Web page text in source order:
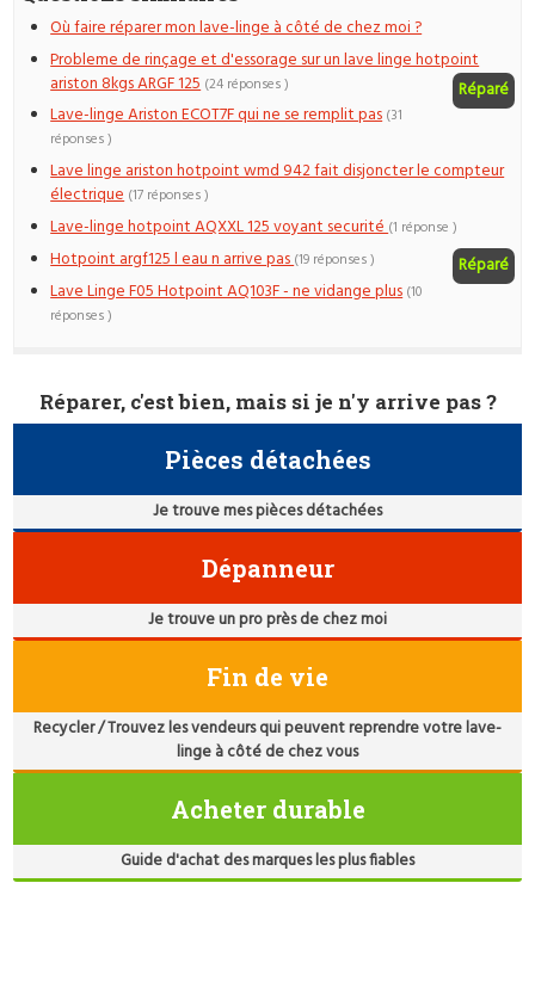
Où faire réparer mon lave-linge à côté de chez moi ?
Probleme de rinçage et d'essorage sur un lave linge hotpoint
ariston 8kgs ARGF 125
Réparé
(24 réponses )
Lave-linge Ariston ECOT7F qui ne se remplit pas (31
réponses )
Lave linge ariston hotpoint wmd 942 fait disjoncter le compteur
électrique (17 réponses )
Lave-linge hotpoint AQXXL 125 voyant securité(1 réponse )
Hotpoint argf125 l eau n arrive pas Réparé
(19 réponses )
Lave Linge F05 Hotpoint AQ103F - ne vidange plus (10
réponses )
Réparer, c'est bien, mais si je n'y arrive pas ?
Pièces détachées
Je trouve mes pièces détachées
Dépanneur
Je trouve un pro près de chez moi
Fin de vie
Recycler / Trouvez les vendeurs qui peuvent reprendre votre lave-
linge à côté de chez vous
Acheter durable
Guide d'achat des marques les plus fiables